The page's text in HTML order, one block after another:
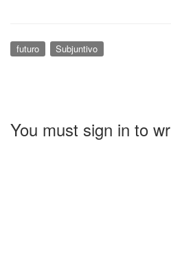
futuro Subjuntivo
You must sign in to